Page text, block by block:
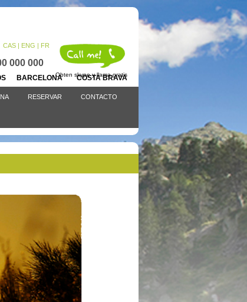
Obten skype y llama gratis
CAS | ENG | FR
000 000
BARCELONA COSTA BRAVA
RESERVAR CONTACTO